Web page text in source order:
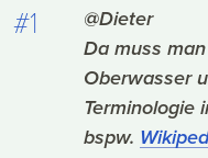
#1
@Dieter
Da muss
Oberwasser
Terminologie
bspw.